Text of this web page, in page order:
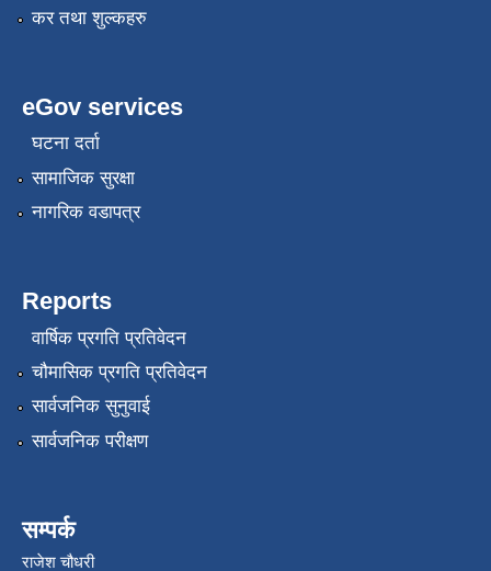
कर तथा शुल्कहरु
eGov services
घटना दर्ता
सामाजिक सुरक्षा
नागरिक वडापत्र
Reports
वार्षिक प्रगति प्रतिवेदन
चौमासिक प्रगति प्रतिवेदन
सार्वजनिक सुनुवाई
सार्वजनिक परीक्षण
सम्पर्क
राजेश चौधरी